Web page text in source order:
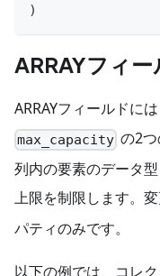
)
ARRAYフィ
ARRAYフィールドには
max_capacity の2
列内の要素のデータ
上限を制限します。
パティのみです。
以下の例では、コレ